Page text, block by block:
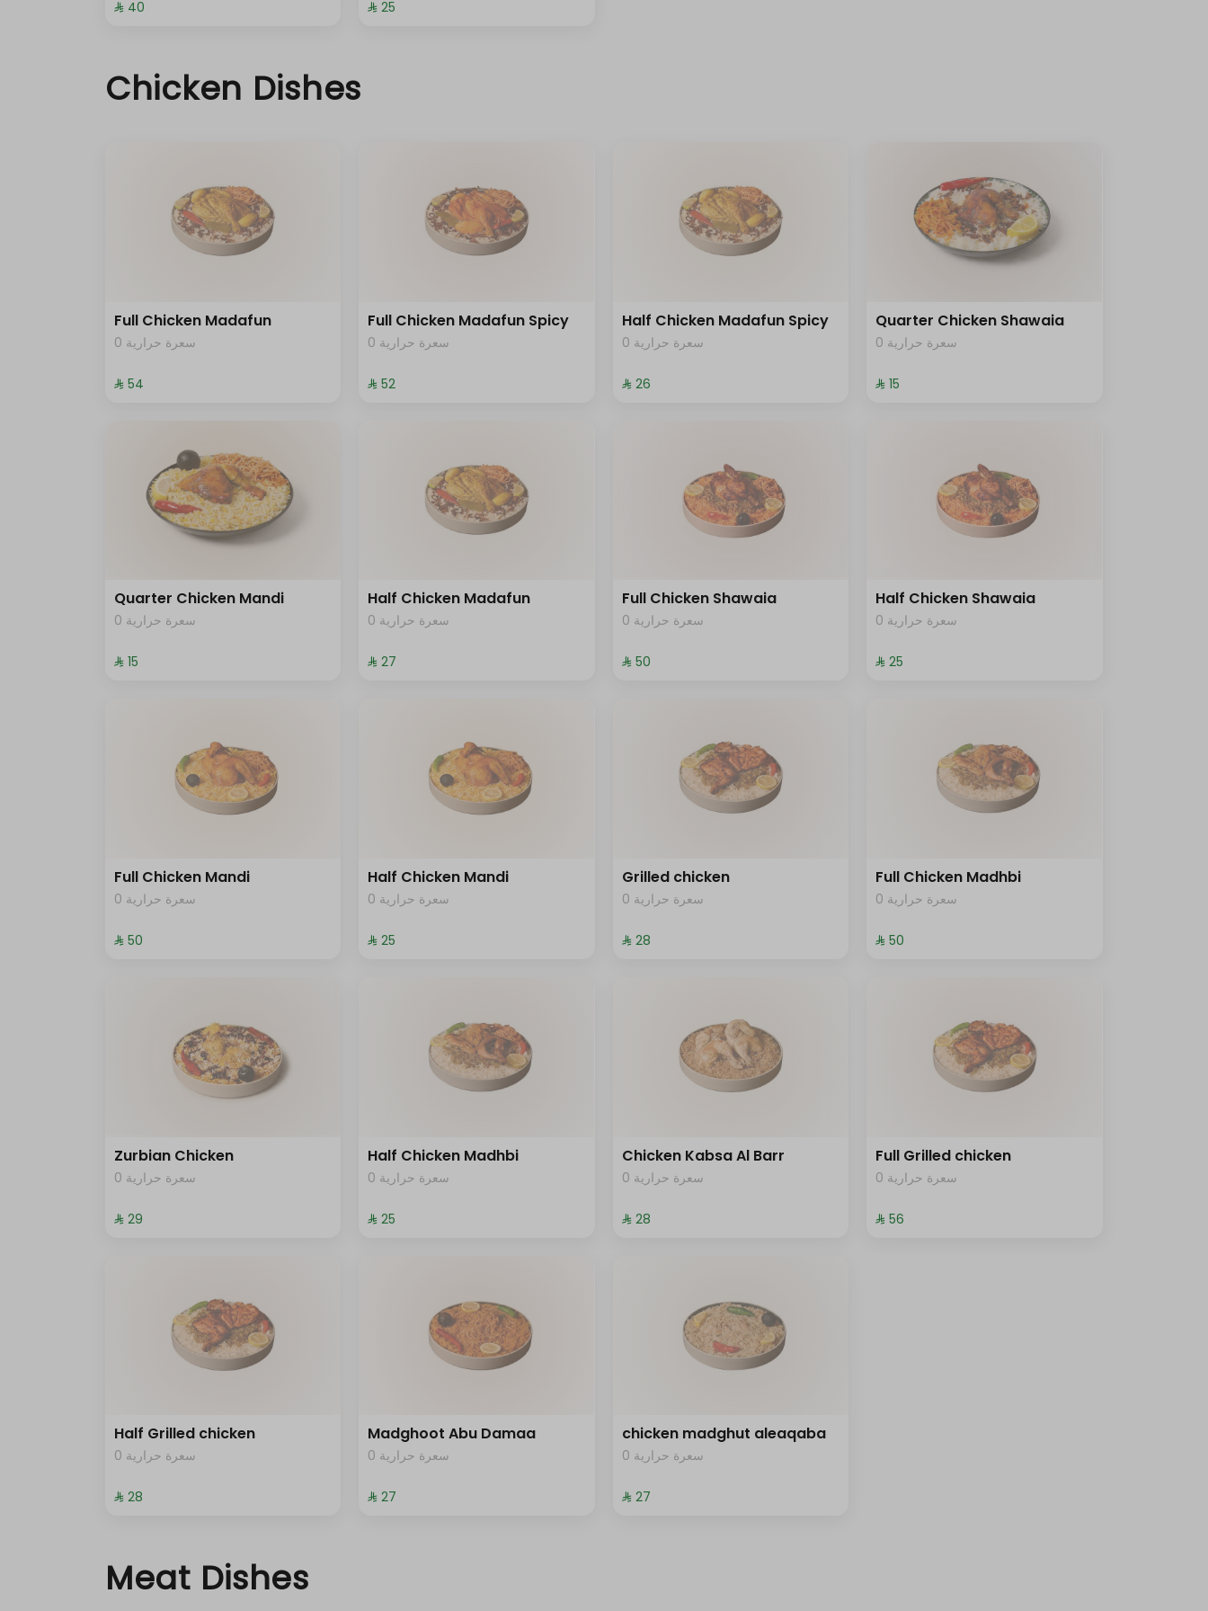
⁨⁦‪‬ 40⁩ ⁨⁦‪‬ 25⁩
Chicken Dishes
Full Chicken Madafun
0 سعرة حرارية
⁨⁦‪‬ 54⁩
Full Chicken Madafun Spicy
0 سعرة حرارية
⁨⁦‪‬ 52⁩
Half Chicken Madafun Spicy
0 سعرة حرارية
⁨⁦‪‬ 26⁩
Quarter Chicken Shawaia
0 سعرة حرارية
⁨⁦‪‬ 15⁩
Quarter Chicken Mandi
0 سعرة حرارية
⁨⁦‪‬ 15⁩
Half Chicken Madafun
0 سعرة حرارية
⁨⁦‪‬ 27⁩
Full Chicken Shawaia
0 سعرة حرارية
⁨⁦‪‬ 50⁩
Half Chicken Shawaia
0 سعرة حرارية
⁨⁦‪‬ 25⁩
Full Chicken Mandi
0 سعرة حرارية
⁨⁦‪‬ 50⁩
Half Chicken Mandi
0 سعرة حرارية
⁨⁦‪‬ 25⁩
Grilled chicken
0 سعرة حرارية
⁨⁦‪‬ 28⁩
Full Chicken Madhbi
0 سعرة حرارية
⁨⁦‪‬ 50⁩
Zurbian Chicken
0 سعرة حرارية
⁨⁦‪‬ 29⁩
Half Chicken Madhbi
0 سعرة حرارية
⁨⁦‪‬ 25⁩
Chicken Kabsa Al Barr
0 سعرة حرارية
⁨⁦‪‬ 28⁩
Full Grilled chicken
0 سعرة حرارية
⁨⁦‪‬ 56⁩
Half Grilled chicken
0 سعرة حرارية
⁨⁦‪‬ 28⁩
Madghoot Abu Damaa
0 سعرة حرارية
⁨⁦‪‬ 27⁩
chicken madghut aleaqaba
0 سعرة حرارية
⁨⁦‪‬ 27⁩
Meat Dishes